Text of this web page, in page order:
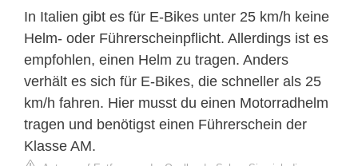
In Italien gibt es für E-Bikes unter 25 km/h keine
Helm- oder Führerscheinpflicht. Allerdings ist es
empfohlen, einen Helm zu tragen. Anders
verhält es sich für E-Bikes, die schneller als 25
km/h fahren. Hier musst du einen Motorradhelm
tragen und benötigst einen Führerschein der
Klasse AM.